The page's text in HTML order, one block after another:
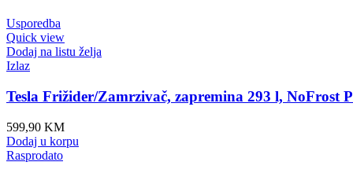
Usporedba
Quick view
Dodaj na listu želja
Izlaz
Tesla Frižider/Zamrzivač, zapremina 293 l, NoFrost
599,90 KM
Dodaj u korpu
Rasprodato